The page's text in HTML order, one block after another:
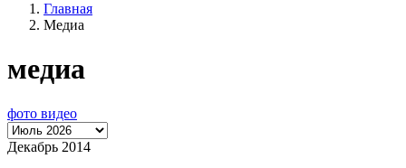
Главная
Медиа
медиа
фото видео
Декабрь 2014